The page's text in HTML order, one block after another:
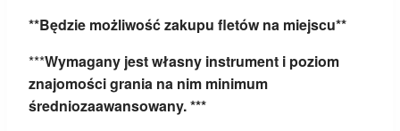
**Będzie możliwość zakupu fletów na miejscu**
***Wymagany jest własny instrument i poziom
znajomości grania na nim minimum
średniozaawansowany. ***